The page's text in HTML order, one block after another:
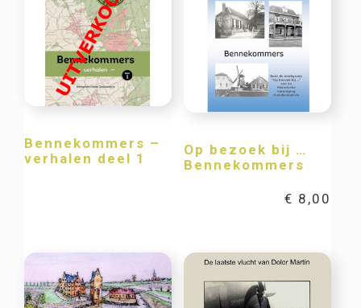
Bennekommers –
verhalen deel 1
Op bezoek bij …
Bennekommers
€ 8,00